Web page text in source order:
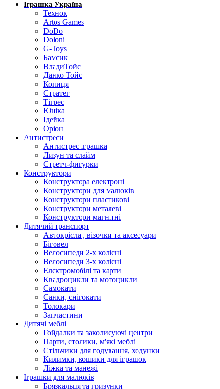
Іграшка Україна
Технок
Artos Games
DoDo
Doloni
G-Toys
Бамсик
ВладиТойс
Данко Тойс
Копиця
Стратег
Тігрес
Юніка
Ідейка
Оріон
Антистреси
Антистрес іграшка
Лизун та слайм
Стретч-фигурки
Конструктори
Конструктора електроні
Конструктори для малюків
Конструктори пластикові
Конструктори металеві
Конструктори магнітні
Дитячий транспорт
Автокрісла , візочки та аксесуари
Біговел
Велосипеди 2-х колісні
Велосипеди 3-х колісні
Електромобілі та карти
Квадроцикли та мотоцикли
Самокати
Санки, снігокати
Толокари
Запчастини
Дитячі меблі
Гойдалки та заколисуючі центри
Парти, столики, м'які меблі
Стільчики для годування, ходунки
Килимки, кошики для іграшок
Ліжка та манежі
Іграшки для малюків
Брязкальця та гризунки